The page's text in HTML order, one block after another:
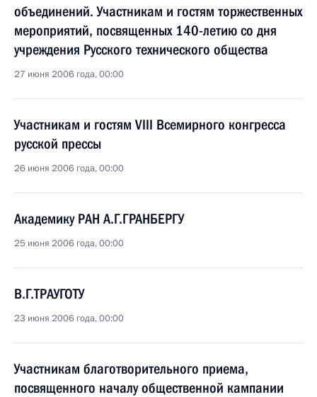
объединений. Участникам и гостям торжественных
мероприятий, посвященных 140-летию со дня
учреждения Русского технического общества
27 июня 2006 года, 00:00
Участникам и гостям VIII Всемирного конгресса
русской прессы
26 июня 2006 года, 00:00
Академику РАН А.Г.ГРАНБЕРГУ
25 июня 2006 года, 00:00
В.Г.ТРАУГОТУ
23 июня 2006 года, 00:00
Участникам благотворительного приема,
посвященного началу общественной кампании